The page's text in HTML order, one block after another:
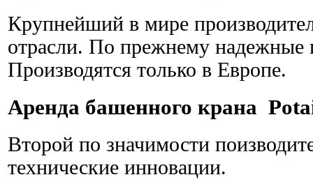
Крупнейший в мире
отрасли. По прежнему
Производятся только в Европе.
Аренда башенного крана
Второй по значимости
технические инновации.